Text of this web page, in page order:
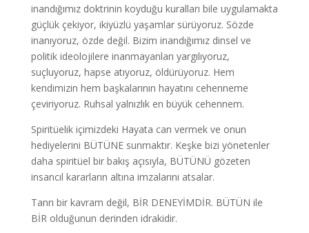
inandığımız doktrinin koyduğu kuralları bile uygulamakta
güçlük çekiyor, ikiyüzlü yaşamlar sürüyoruz. Sözde
inanıyoruz, özde değil. Bizim inandığımız dinsel ve
politik ideolojilere inanmayanları yargılıyoruz,
suçluyoruz, hapse atıyoruz, öldürüyoruz. Hem
kendimizin hem başkalarının hayatını cehenneme
çeviriyoruz. Ruhsal yalnızlık en büyük cehennem.
Spiritüelik içimizdeki Hayata can vermek ve onun
hediyelerini BÜTÜNE sunmaktır. Keşke bizi yönetenler
daha spiritüel bir bakış açısıyla, BÜTÜNÜ gözeten
insancıl kararların altına imzalarını atsalar.
Tanrı bir kavram değil, BİR DENEYİMDİR. BÜTÜN ile
BİR olduğunun derinden idrakidir.